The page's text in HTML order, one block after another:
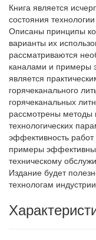
Книга является
состояния
Описаны принципы
варианты их
рассматриваются
каналами и примеры
является
горячеканального
горячеканальных
рассмотрены методы
технологических
эффективность
примеры
техническому
Издание будет
технологам